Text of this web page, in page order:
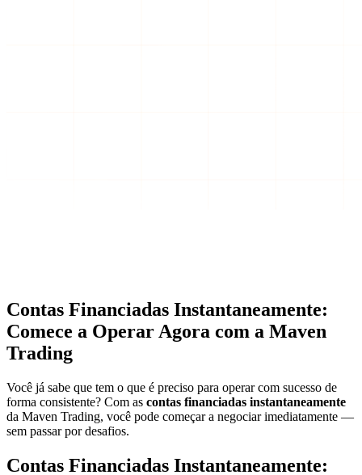
Contas Financiadas Instantaneamente:
Comece a Operar Agora com a Maven
Trading
Você já sabe que tem o que é preciso para operar com sucesso de
forma consistente? Com as contas financiadas instantaneamente
da Maven Trading, você pode começar a negociar imediatamente —
sem passar por desafios.
Contas Financiadas Instantaneamente: